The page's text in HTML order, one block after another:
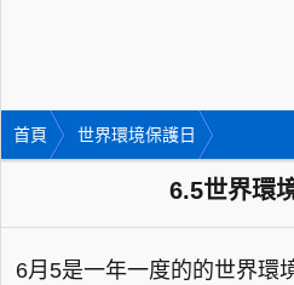
首頁 世界環境保護日
6.5世界環
6月5是一年一度的的世界環